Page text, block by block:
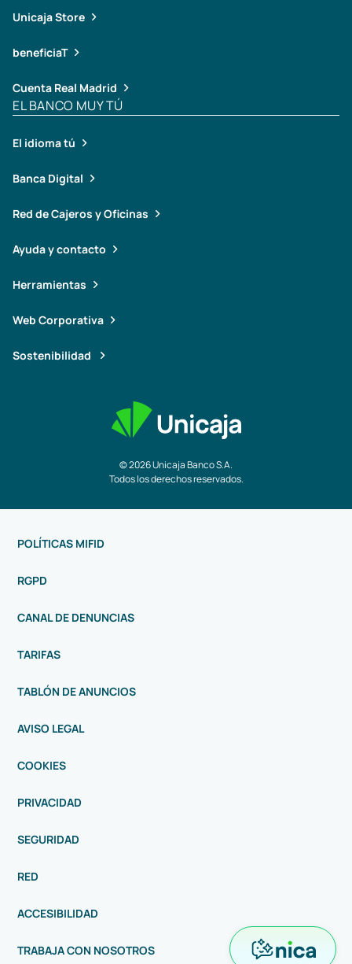
© 2026 Unicaja Banco S.A.
Todos los derechos reservados.
Unicaja Store
beneficiaT
Cuenta Real Madrid
EL BANCO MUY TÚ
El idioma tú
Banca Digital
Red de Cajeros y Oficinas
Ayuda y contacto
Herramientas
Web Corporativa
Sostenibilidad
POLÍTICAS MIFID
RGPD
CANAL DE DENUNCIAS
TARIFAS
TABLÓN DE ANUNCIOS
AVISO LEGAL
COOKIES
PRIVACIDAD
SEGURIDAD
RED
ACCESIBILIDAD
TRABAJA CON NOSOTROS